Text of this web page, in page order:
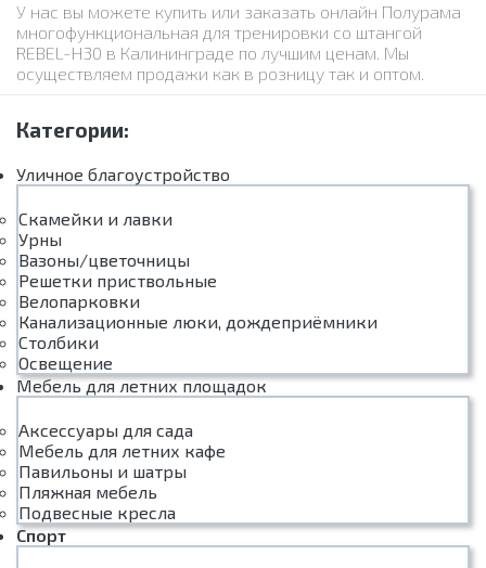
У нас вы можете купить или заказать онлайн Полурама
многофункциональная для тренировки со штангой
REBEL-H30 в Калининграде по лучшим ценам. Мы
осуществляем продажи как в розницу так и оптом.
Категории:
Уличное благоустройство
Скамейки и лавки
Урны
Вазоны/цветочницы
Решетки приствольные
Велопарковки
Канализационные люки, дождеприёмники
Столбики
Освещение
Мебель для летних площадок
Аксессуары для сада
Мебель для летних кафе
Павильоны и шатры
Пляжная мебель
Подвесные кресла
Спорт